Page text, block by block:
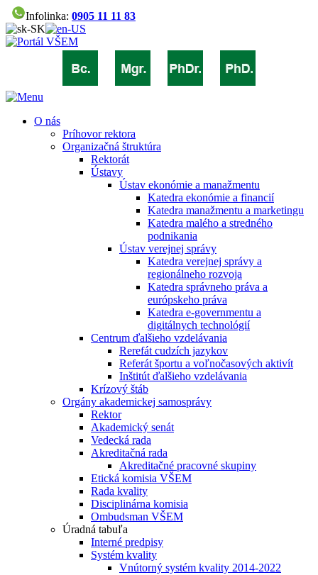
Infolinka: 0905 11 11 83
O nás
Príhovor rektora
Organizačná štruktúra
Rektorát
Ústavy
Ústav ekonómie a manažmentu
Katedra ekonómie a financií
Katedra manažmentu a marketingu
Katedra malého a stredného
podnikania
Ústav verejnej správy
Katedra verejnej správy a
regionálneho rozvoja
Katedra správneho práva a
európskeho práva
Katedra e-governmentu a
digitálnych technológií
Centrum ďalšieho vzdelávania
Rerefát cudzích jazykov
Referát športu a voľnočasových aktivít
Inštitút ďalšieho vzdelávania
Krízový štáb
Orgány akademickej samosprávy
Rektor
Akademický senát
Vedecká rada
Akreditačná rada
Akreditačné pracovné skupiny
Etická komisia VŠEM
Rada kvality
Disciplinárna komisia
Ombudsman VŠEM
Úradná tabuľa
Interné predpisy
Systém kvality
Vnútorný systém kvality 2014-2022